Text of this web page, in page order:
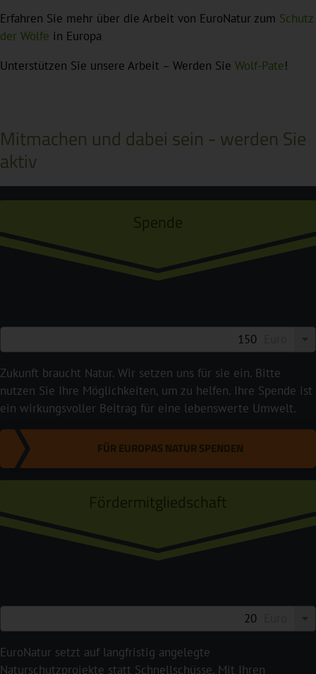
Erfahren Sie mehr über die Arbeit von EuroNatur zum Schutz
der Wölfe in Europa
Unterstützen Sie unsere Arbeit – Werden Sie Wolf-Pate!
Mitmachen und dabei sein - werden Sie
aktiv
Spende
Zukunft braucht Natur. Wir setzen uns für sie ein. Bitte
nutzen Sie Ihre Möglichkeiten, um zu helfen. Ihre Spende ist
ein wirkungsvoller Beitrag für eine lebenswerte Umwelt.
FÜR EUROPAS NATUR SPENDEN
Fördermitgliedschaft
EuroNatur setzt auf langfristig angelegte
Naturschutzprojekte statt Schnellschüsse. Mit Ihren